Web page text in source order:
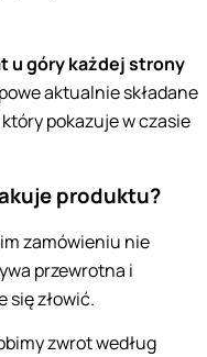
u góry każdej strony
aktualnie składane
pokazuje w czasie
produktu?
zamówieniu nie
przewrotna i
się złowić.
zwrot według